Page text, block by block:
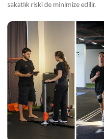
sakatlık riski de minimize edilir.